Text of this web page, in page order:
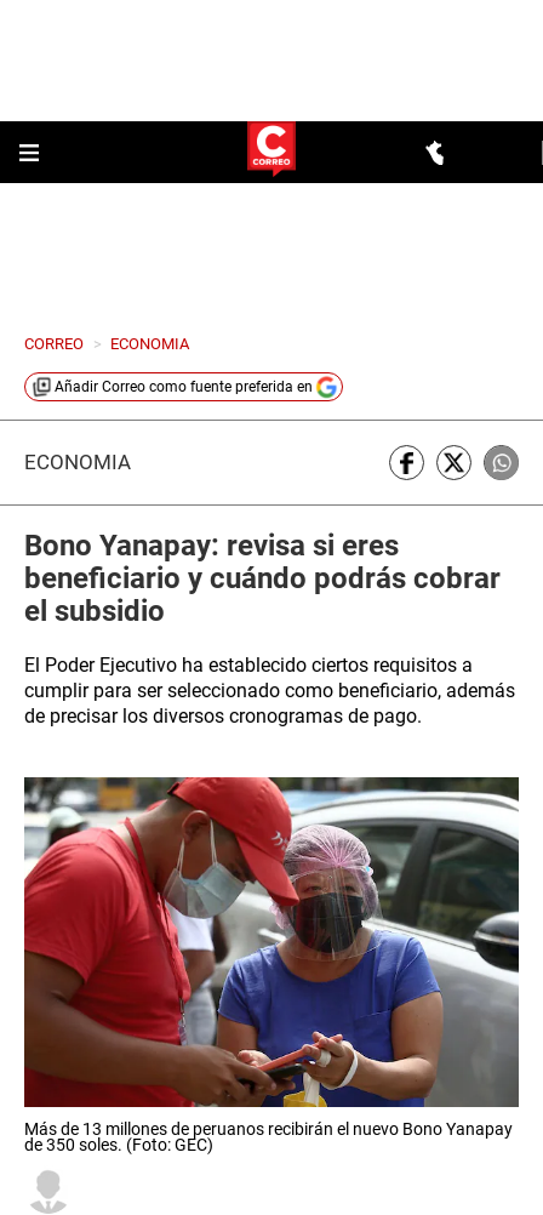
CORREO > ECONOMIA
Añadir Correo como fuente preferida en
ECONOMÍA
Bono Yanapay: revisa si eres
beneficiario y cuándo podrás cobrar
el subsidio
El Poder Ejecutivo ha establecido ciertos requisitos a
cumplir para ser seleccionado como beneficiario, además
de precisar los diversos cronogramas de pago.
Más de 13 millones de peruanos recibirán el nuevo Bono Yanapay
de 350 soles. (Foto: GEC)